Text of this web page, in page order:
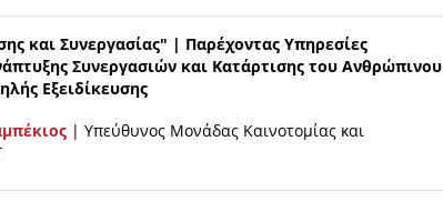
και Συνεργασίας" | Παρέχοντας Υπηρεσίες
Συνεργασιών και Κατάρτισης του Ανθρώπινου
Εξειδίκευσης
| Υπεύθυνος Μονάδας Καινοτομίας και